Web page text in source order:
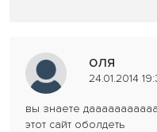
оля
24.01.2014
вы знаете
этот сайт оболдеть